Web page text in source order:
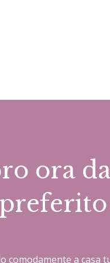
ora
comodamente a casa